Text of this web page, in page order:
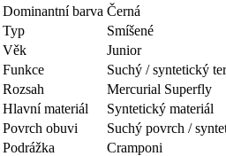
Dominantní barva Černá
Typ
Smíšené
Věk
Junior
Funkce
Suchý / syntetický
Rozsah
Mercurial Superfly
Hlavní materiál
Syntetický materiál
Povrch obuvi
Suchý povrch /
Podrážka
Cramponi